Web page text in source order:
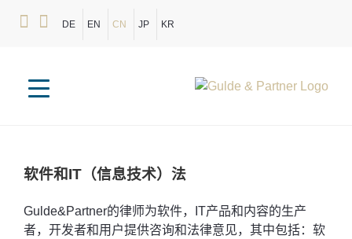
DE EN CN JP KR
软件和IT（信息技术）法
Gulde&Partner的律师为软件，IT产品和内容的生产
者，开发者和用户提供咨询和法律意见，其中包括：软